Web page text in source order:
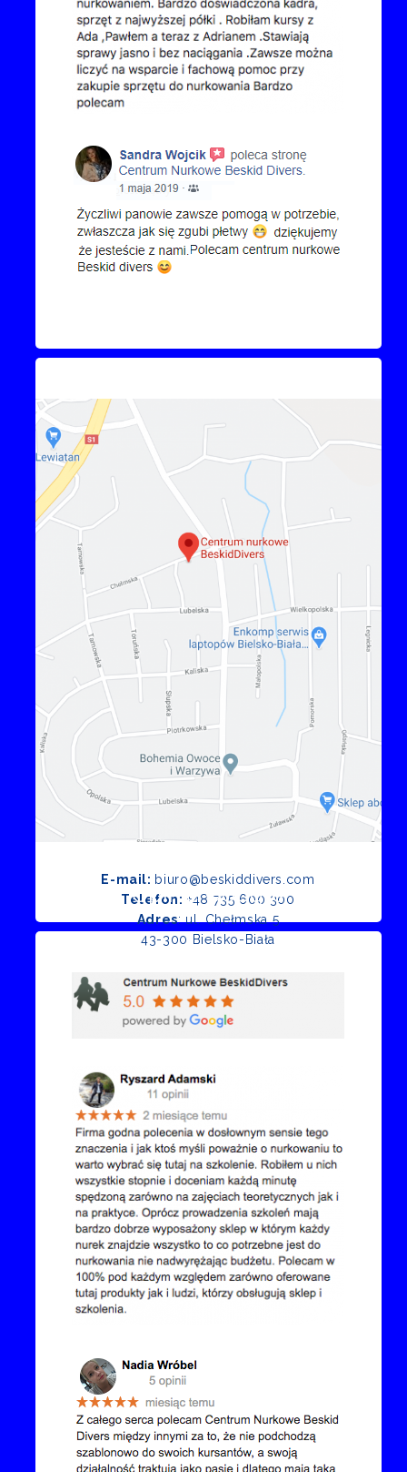
E-mail: biuro@beskiddivers.com
Telefon: +48 735 600 300
Adres: ul. Chełmska 5
43-300 Bielsko-Biała
Opinie Google